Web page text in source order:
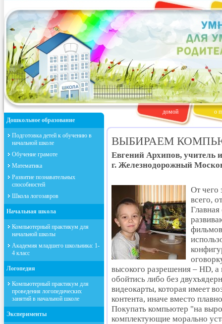
домой
о
Дошкольное образование
Подготовка детей к обучению в
начальной школе
Обучение грамоте
Математика
Развитие познавательных
способностей
Школа логозавров
Начальная школа
Компьютерный практикум для
начальной школы
Академия младшего школьника: 1-
4 класс
Логопедия
Компьютерный практикум для
проведения логопедических
занятий в начальной школе
Эксперименты
ВЫБИРАЕМ
Евгений Архипов, учитель
г. Железнодорожный
От чего
всего,
высокого разрешения – HD,
обойтись либо без
видеокарты, которая имеет
контента, иначе вместо
Покупать компьютер "на
комплектующие морально